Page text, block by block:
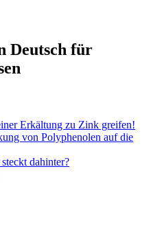
Deutsch für
Erkältung zu Zink greifen!
von Polyphenolen auf die
dahinter?